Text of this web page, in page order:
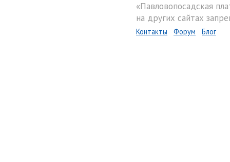
«Павловопосадская
на других сайтах
Контакты Форум Блог